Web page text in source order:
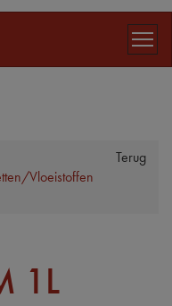
Terug
Vloeistoffen
1L